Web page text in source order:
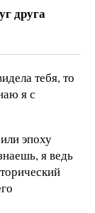
друга
тебя, то
я с
эпоху
я ведь